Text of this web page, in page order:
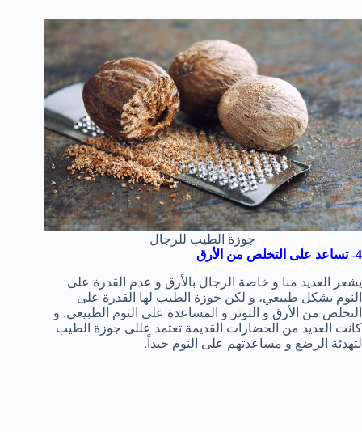
جوزة الطيب للرجال
4- تساعد على التخلص من الأرق
يشعر العديد منا و خاصة الرجال بالأرق و عدم القدرة على
النوم بشكل طبيعي، و لكن جوزة الطيب لها القدرة على
التخلص من الأرق و التوتر و المساعدة على النوم الطبيعي. و
كانت العديد من الحضارات القديمة تعتمد عللى جوزة الطيب
لتهدئة الرضع و مساعدتهم على النوم جيداً.